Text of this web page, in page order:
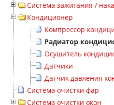
Система зажигания /
Кондиционер
Компрессор
Радиатор
Осушитель
Датчики
Датчик давления
Система очистки фар
Система очистки окон